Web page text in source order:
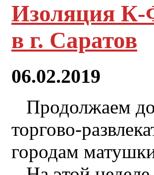
Изоляция
в г. Саратов
06.02.2019
Продолжаем
торгово-
городам